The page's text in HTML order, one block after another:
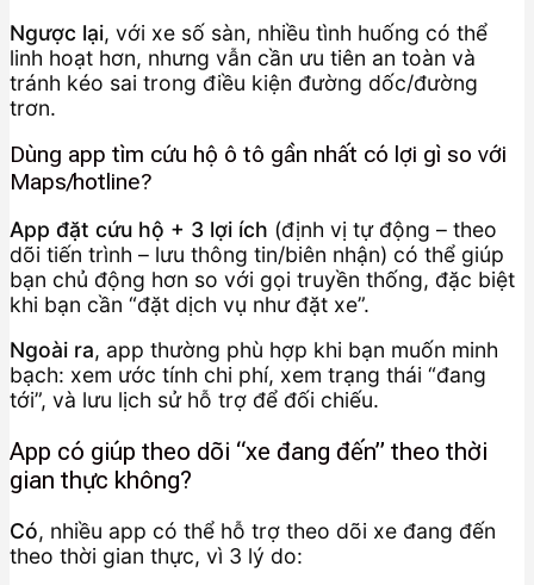
Ngược lại, với xe số sàn, nhiều tình huống có thể
linh hoạt hơn, nhưng vẫn cần ưu tiên an toàn và
tránh kéo sai trong điều kiện đường dốc/đường
trơn.
Dùng app tìm cứu hộ ô tô gần nhất có lợi gì so với
Maps/hotline?
App đặt cứu hộ + 3 lợi ích (định vị tự động – theo
dõi tiến trình – lưu thông tin/biên nhận) có thể giúp
bạn chủ động hơn so với gọi truyền thống, đặc biệt
khi bạn cần “đặt dịch vụ như đặt xe”.
Ngoài ra, app thường phù hợp khi bạn muốn minh
bạch: xem ước tính chi phí, xem trạng thái “đang
tới”, và lưu lịch sử hỗ trợ để đối chiếu.
App có giúp theo dõi “xe đang đến” theo thời
gian thực không?
Có, nhiều app có thể hỗ trợ theo dõi xe đang đến
theo thời gian thực, vì 3 lý do: